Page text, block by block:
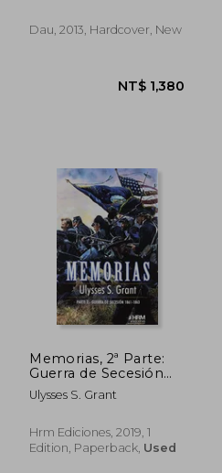
Dau, 2013, Hardcover, New
Memorias, 2ª Parte:
Guerra de Secesión
(1861-1863) (in
Spanish)
Ulysses S. Grant
Hrm Ediciones, 2019, 1
Edition, Paperback, Used